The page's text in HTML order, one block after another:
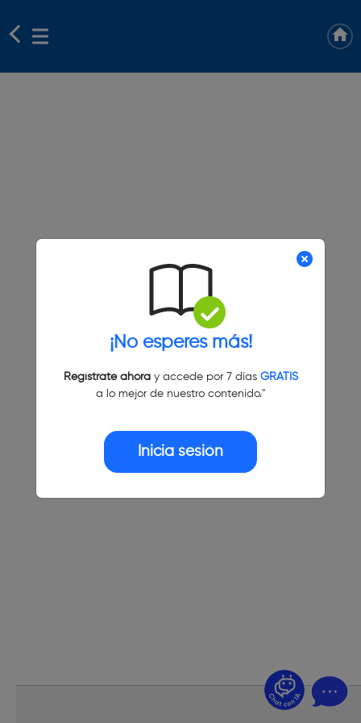
¡No esperes más!
Regístrate ahoray accede por 7 días GRATIS
a lo mejor de nuestro contenido."
Inicia sesión